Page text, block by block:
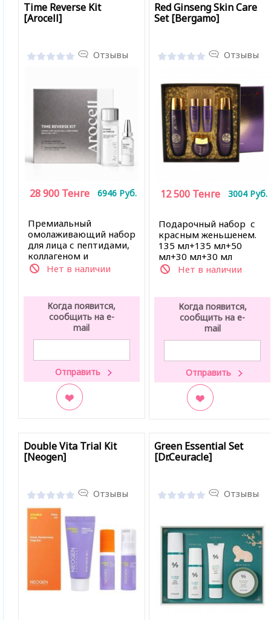
Time Reverse Kit
[Arocell]
Отзывы
Премиальный
омолаживающий набор
для лица с пептидами,
коллагеном и
эффектом ботокса от
флакон порошка 60 мл)
Нет в наличии
28 900 Тенге 6946 Руб.
Когда появится,
сообщить на e-
mail
Red Ginseng Skin Care
Set [Bergamo]
Отзывы
Подарочный набор с
красным женьшенем.
135 мл+135 мл+50
мл+30 мл+30 мл
Нет в наличии
12 500 Тенге 3004 Руб.
Когда появится,
сообщить на e-
mail
Double Vita Trial Kit
[Neogen]
Отзывы
Green Essential Set
[Dr.Ceuracle]
Отзывы